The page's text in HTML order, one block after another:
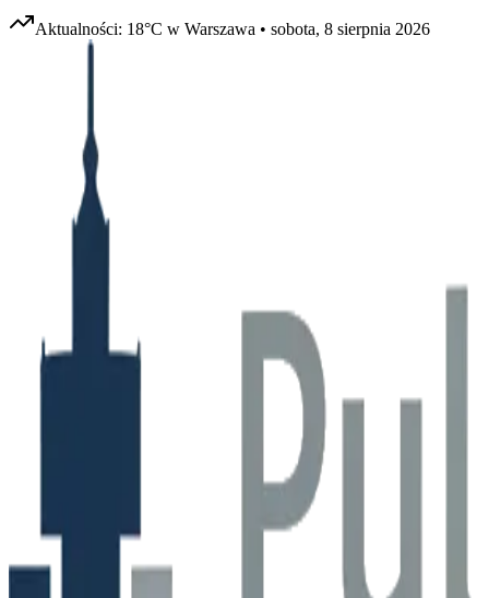
Aktualności: 18°C w Warszawa • sobota, 8 sierpnia 2026